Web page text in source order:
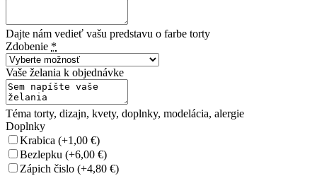
Dajte nám vedieť vašu predstavu o farbe torty
Zdobenie *
Vaše želania k objednávke
Téma torty, dizajn, kvety, doplnky, modelácia, alergie
Doplnky
Krabica (+1,00 €)
Bezlepku (+6,00 €)
Zápich čislo (+4,80 €)